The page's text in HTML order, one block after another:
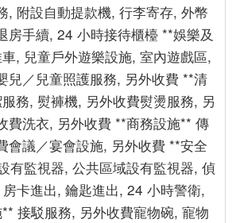
, 附設自動提款機, 行李寄存, 外幣
房手續, 24 小時接待櫃檯 **娛樂及
, 兒童戶外遊樂設施, 室內遊戲區,
兒／兒童照護服務, 另外收費 **清
務, 熨褲機, 另外收費熨燙服務, 另
費洗衣, 另外收費 **商務設施** 傳
會議／宴會設施, 另外收費 **安全
有監視器, 公共區域設有監視器, 偵
卡進出, 鑰匙進出, 24 小時警衛,
接駁服務, 另外收費寵物碗, 寵物